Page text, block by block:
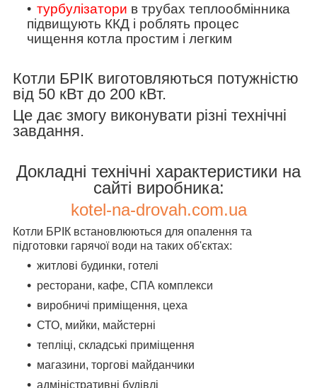
турбулізатори в трубах теплообмінника
підвищують ККД і роблять процес
чищення котла простим і легким
Котли БРІК виготовляються потужністю
від 50 кВт до 200 кВт.
Це дає змогу виконувати різні технічні
завдання.
Докладні технічні характеристики на
сайті виробника:
kotel-na-drovah.com.ua
Котли БРІК встановлюються для опалення та
підготовки гарячої води на таких об'єктах:
житлові будинки, готелі
ресторани, кафе, СПА комплекси
виробничі приміщення, цеха
СТО, мийки, майстерні
тепліці, складські приміщення
магазини, торгові майданчики
адміністративні будівлі